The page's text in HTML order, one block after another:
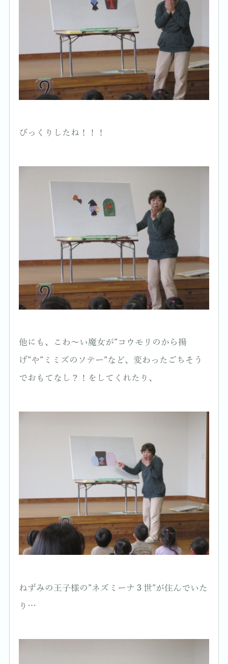
びっくりしたね！！！
他にも、こわ～い魔女が”コウモリのから揚
げ”や”ミミズのソテー”など、変わったごちそう
でおもてなし？！をしてくれたり、
ねずみの王子様の”ネズミーナ３世”が住んでいた
り…